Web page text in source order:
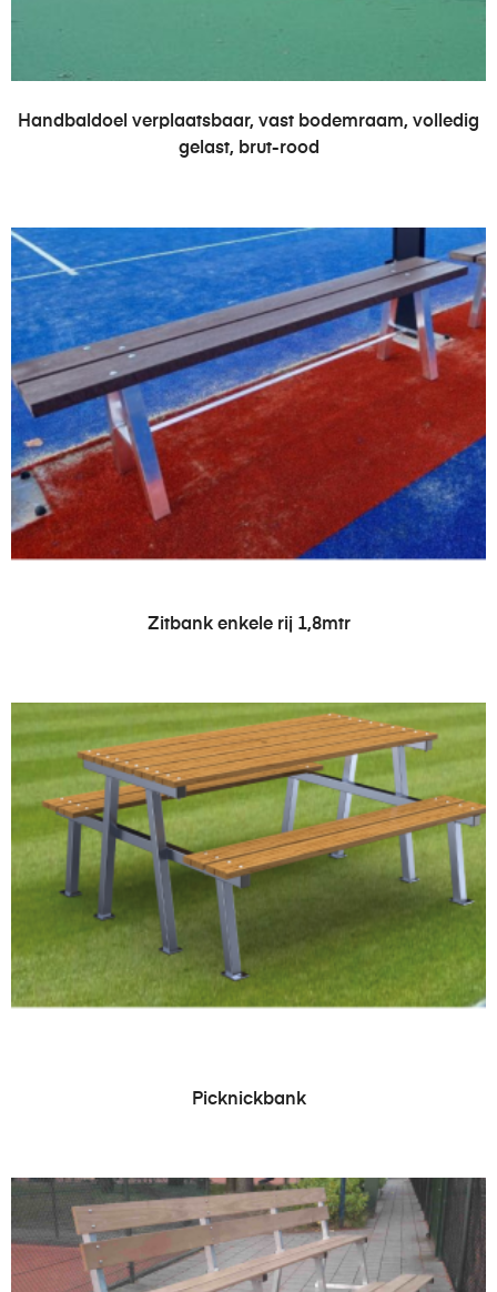
LEES VERDER
Handbaldoel verplaatsbaar, vast bodemraam, volledig
gelast, brut-rood
LEES VERDER
Zitbank enkele rij 1,8mtr
LEES VERDER
Picknickbank